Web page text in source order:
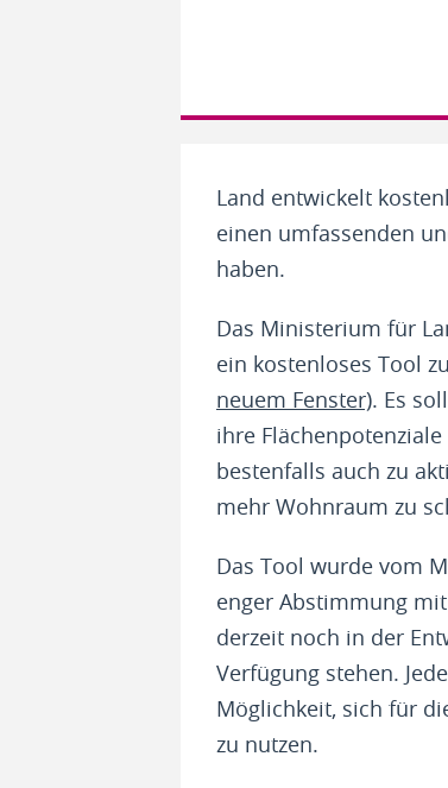
Land entwickelt
einen umfassenden
haben.
Das Ministerium für
ein kostenloses Tool
neuem Fenster). Es
ihre
bestenfalls auch zu
mehr Wohnraum zu
Das Tool wurde vom
enger Abstimmung
derzeit noch in der
Verfügung stehen.
Möglichkeit, sich für
zu nutzen.